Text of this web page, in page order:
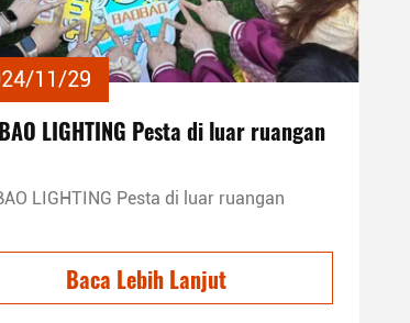
11/29
LIGHTING Pesta di luar ruangan
LIGHTING Pesta di luar ruangan
Baca Lebih Lanjut